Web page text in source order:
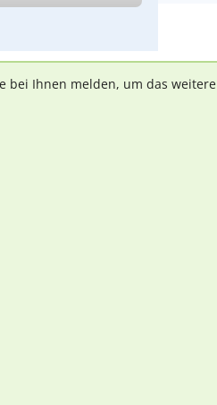
bei Ihnen melden, um das weitere